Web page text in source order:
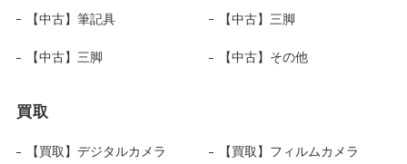
【中古】筆記具 【中古】三脚
【中古】三脚 【中古】その他
買取
【買取】デジタルカメラ 【買取】フィルムカメラ